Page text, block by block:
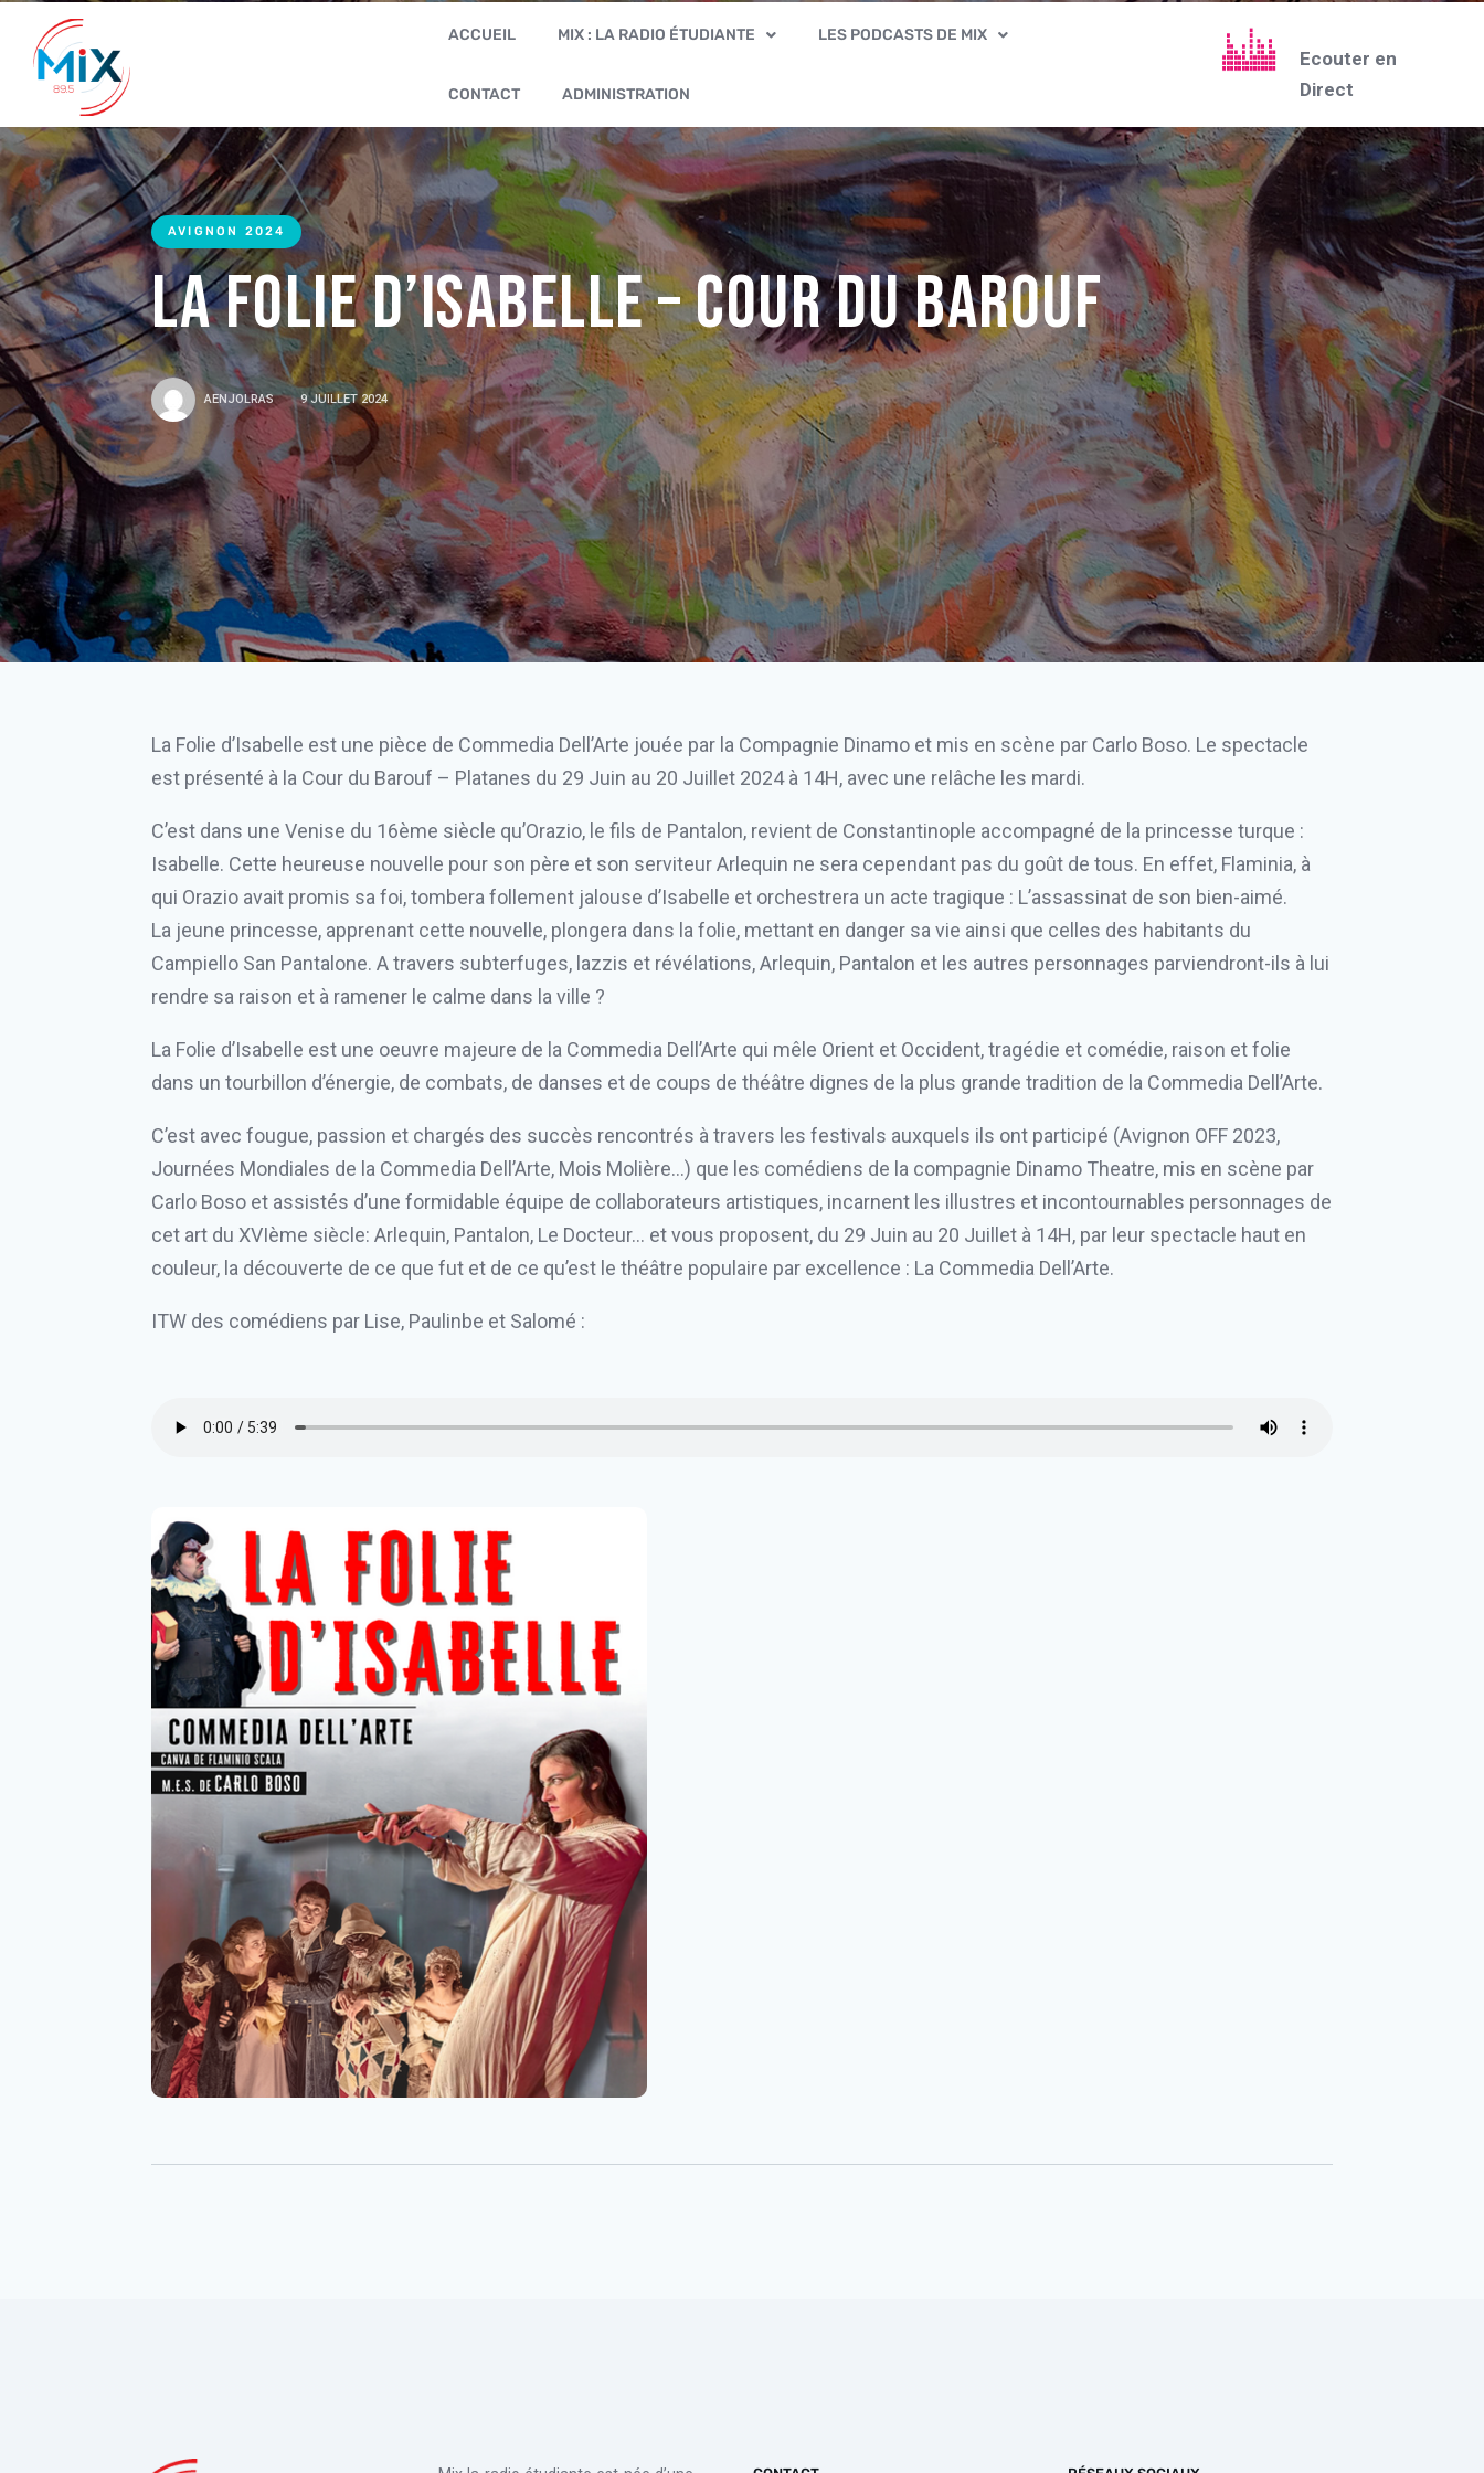
ACCUEIL MIX : LA RADIO ÉTUDIANTE LES PODCASTS DE MIX
CONTACT ADMINISTRATION
Ecouter en
Direct
AVIGNON 2024
La Folie d’Isabelle – Cour du Barouf
AENJOLRAS 9 JUILLET 2024
La Folie d’Isabelle est une pièce de Commedia Dell’Arte jouée par la Compagnie Dinamo et mis en scène par Carlo Boso. Le spectacle
est présenté à la Cour du Barouf – Platanes du 29 Juin au 20 Juillet 2024 à 14H, avec une relâche les mardi.
C’est dans une Venise du 16ème siècle qu’Orazio, le fils de Pantalon, revient de Constantinople accompagné de la princesse turque :
Isabelle. Cette heureuse nouvelle pour son père et son serviteur Arlequin ne sera cependant pas du goût de tous. En effet, Flaminia, à
qui Orazio avait promis sa foi, tombera follement jalouse d’Isabelle et orchestrera un acte tragique : L’assassinat de son bien-aimé.
La jeune princesse, apprenant cette nouvelle, plongera dans la folie, mettant en danger sa vie ainsi que celles des habitants du
Campiello San Pantalone. A travers subterfuges, lazzis et révélations, Arlequin, Pantalon et les autres personnages parviendront-ils à lui
rendre sa raison et à ramener le calme dans la ville ?
La Folie d’Isabelle est une oeuvre majeure de la Commedia Dell’Arte qui mêle Orient et Occident, tragédie et comédie, raison et folie
dans un tourbillon d’énergie, de combats, de danses et de coups de théâtre dignes de la plus grande tradition de la Commedia Dell’Arte.
C’est avec fougue, passion et chargés des succès rencontrés à travers les festivals auxquels ils ont participé (Avignon OFF 2023,
Journées Mondiales de la Commedia Dell’Arte, Mois Molière…) que les comédiens de la compagnie Dinamo Theatre, mis en scène par
Carlo Boso et assistés d’une formidable équipe de collaborateurs artistiques, incarnent les illustres et incontournables personnages de
cet art du XVIème siècle: Arlequin, Pantalon, Le Docteur… et vous proposent, du 29 Juin au 20 Juillet à 14H, par leur spectacle haut en
couleur, la découverte de ce que fut et de ce qu’est le théâtre populaire par excellence : La Commedia Dell’Arte.
ITW des comédiens par Lise, Paulinbe et Salomé :